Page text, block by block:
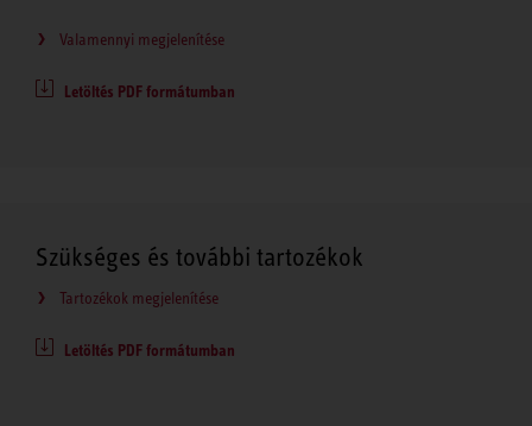
Valamennyi megjelenítése
Letöltés PDF formátumban
Szükséges és további tartozékok
Tartozékok megjelenítése
Letöltés PDF formátumban